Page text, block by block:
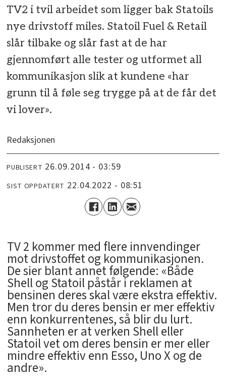
TV2 i tvil arbeidet som ligger bak Statoils
nye drivstoff miles. Statoil Fuel & Retail
slår tilbake og slår fast at de har
gjennomført alle tester og utformet all
kommunikasjon slik at kundene «har
grunn til å føle seg trygge på at de får det
vi lover».
Redaksjonen
PUBLISERT 26.09.2014 - 03:59
SIST OPPDATERT 22.04.2022 - 08:51
TV 2 kommer med flere innvendinger
mot drivstoffet og kommunikasjonen.
De sier blant annet følgende: «Både
Shell og Statoil påstår i reklamen at
bensinen deres skal være ekstra effektiv.
Men tror du deres bensin er mer effektiv
enn konkurrentenes, så blir du lurt.
Sannheten er at verken Shell eller
Statoil vet om deres bensin er mer eller
mindre effektiv enn Esso, Uno X og de
andre».